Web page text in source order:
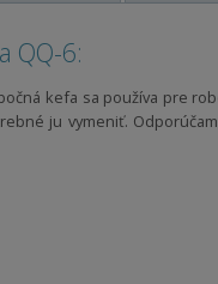
QQ-6:
kefa sa používa pre
ju vymeniť.